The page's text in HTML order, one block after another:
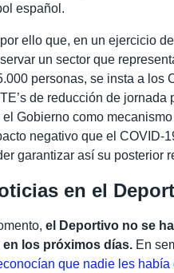
español.
ello que, en un ejercicio
un sector que
personas, se insta a los
de reducción de
el Gobierno como
negativo que el COVID-
garantizar así su posterior
en el
el Deportivo no se
en los próximos días. En
que nadie les